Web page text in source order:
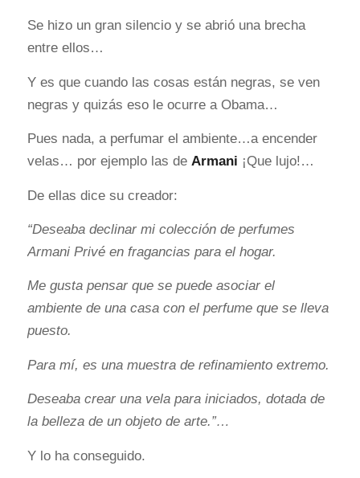
Se hizo un gran silencio y se abrió una brecha
entre ellos…
Y es que cuando las cosas están negras, se ven
negras y quizás eso le ocurre a Obama…
Pues nada, a perfumar el ambiente…a encender
velas… por ejemplo las de Armani ¡Que lujo!…
De ellas dice su creador:
“Deseaba declinar mi colección de perfumes
Armani Privé en fragancias para el hogar.
Me gusta pensar que se puede asociar el
ambiente de una casa con el perfume que se lleva
puesto.
Para mí, es una muestra de refinamiento extremo.
Deseaba crear una vela para iniciados, dotada de
la belleza de un objeto de arte.”…
Y lo ha conseguido.